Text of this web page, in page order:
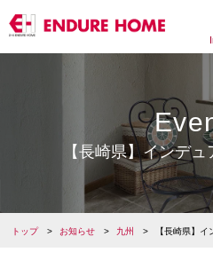
【長崎県】インデ
トップ お知らせ 九州 【長崎県】